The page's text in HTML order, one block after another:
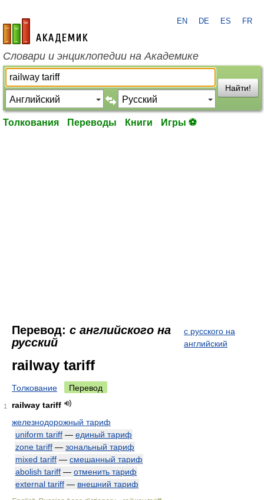
academic.ru
EN DE ES FR
Словари и энциклопедии на Академике
Найти!
Толкования Переводы Книги Игры ⚽
Перевод: с английского на
русский
с русского на
английский
railway tariff
Толкование Перевод
1
railway tariff
железнодорожный тариф
uniform tariff — единый тариф
zone tariff — зональный тариф
mixed tariff — смешанный тариф
abolish tariff — отменить тариф
external tariff — внешний тариф